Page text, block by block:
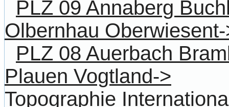
PLZ 09 Annaberg
Olbernhau
PLZ 08 Auerbach
Plauen Vogtland->
Topographie